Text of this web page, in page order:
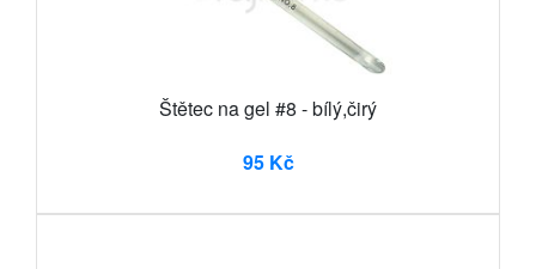
Štětec na gel #8 - bílý,čirý
95 Kč